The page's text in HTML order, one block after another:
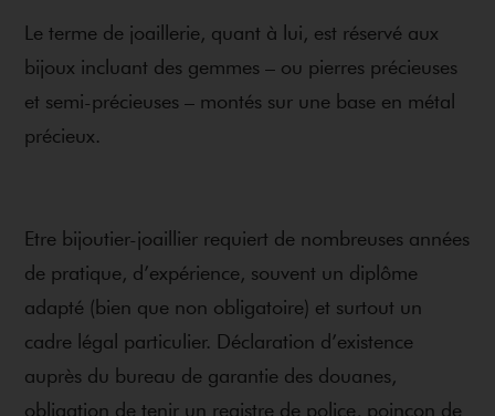
Le terme de joaillerie, quant à lui, est réservé aux
bijoux incluant des gemmes – ou pierres précieuses
et semi-précieuses – montés sur une base en métal
précieux.
Etre bijoutier-joaillier requiert de nombreuses années
de pratique, d’expérience, souvent un diplôme
adapté (bien que non obligatoire) et surtout un
cadre légal particulier. Déclaration d’existence
auprès du bureau de garantie des douanes,
obligation de tenir un registre de police, poinçon de